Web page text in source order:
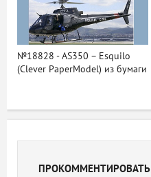
№18828 - AS350 – Esquilo
(Clever PaperModel) из бумаги
ПРОКОММЕНТИРОВАТЬ